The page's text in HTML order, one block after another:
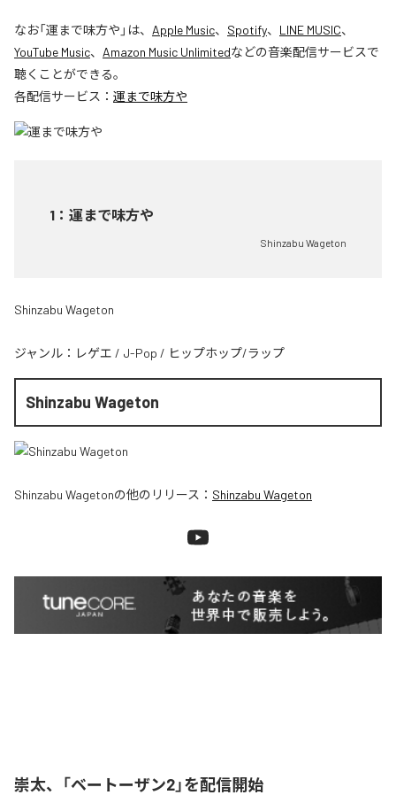
なお「運まで味方や 」は、 Apple Music、 Spotify、 LINE MUSIC、
YouTube Music、 Amazon Music Unlimitedなどの音楽配信サービスで
聴くことができる。
各配信サービス： 運まで味方や
1 ： 運まで味方や
Shinzabu Wageton
Shinzabu Wageton
ジャンル： レゲエ / J-Pop / ヒップホップ/ラップ
Shinzabu Wageton
Shinzabu Wagetonの他のリリース： Shinzabu Wageton
崇太、「ベートーザン2」を配信開始